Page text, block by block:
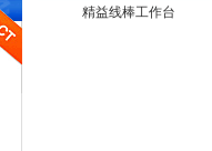
精益线棒工作台